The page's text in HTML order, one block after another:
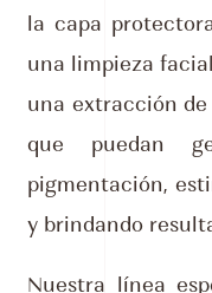
la capa
una limpieza
una extracción de
que puedan
pigmentación,
y brindando
Nuestra línea